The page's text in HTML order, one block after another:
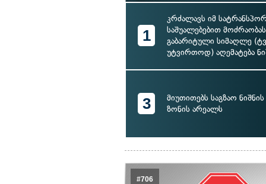
1
კრძალავს იმ
საშუალებებით
გაბარიტული სიმაღლე
უტვირთოდ) აღემატება
3
მიუთითებს საგზაო
ზონის არეალს
#706